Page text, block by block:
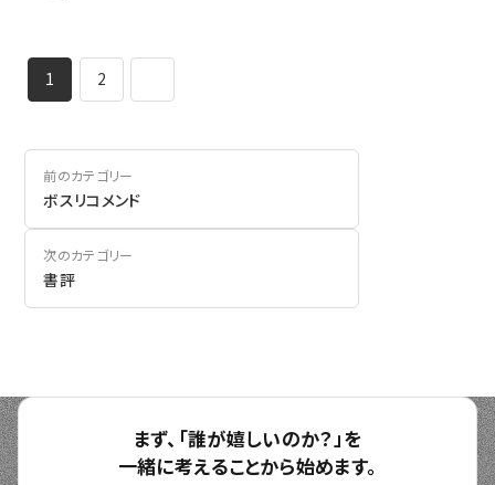
1 2
前のカテゴリー
ボスリコメンド
次のカテゴリー
書評
まず、「誰が嬉しいのか？」を
一緒に考えることから始めます。